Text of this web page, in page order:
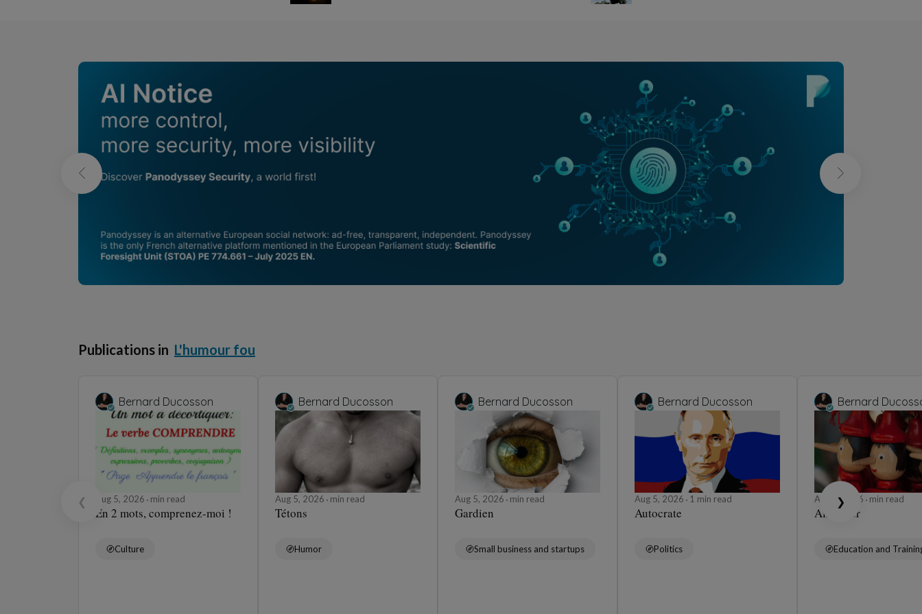
Publications in L'humour fou
❮
Bernard Ducosson
Aug 5, 2026 min read
En 2 mots, comprenez-moi !
Culture
Bernard Ducosson
Aug 5, 2026 min read
Tétons
Humor
Bernard Ducosson
Aug 5, 2026 min read
Gardien
Small business and startups
Bernard Ducosson
Aug 5, 2026 1 min read
Autocrate
Politics
Bernard
Aug 4, 2026 min read
Affabuler
Education and
❯